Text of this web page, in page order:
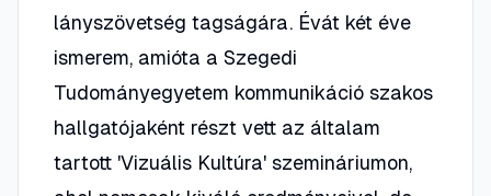
lányszövetség tagságára. Évát két éve
ismerem, amióta a Szegedi
Tudományegyetem kommunikáció szakos
hallgatójaként részt vett az általam
tartott 'Vizuális Kultúra' szemináriumon,